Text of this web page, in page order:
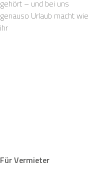
gehört – und bei uns
genauso Urlaub macht wie
ihr
Für Vermieter